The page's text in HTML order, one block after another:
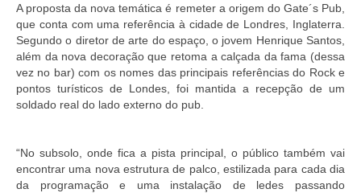
A proposta da nova temática é remeter a origem do Gate´s Pub,
que conta com uma referência à cidade de Londres, Inglaterra.
Segundo o diretor de arte do espaço, o jovem Henrique Santos,
além da nova decoração que retoma a calçada da fama (dessa
vez no bar) com os nomes das principais referências do Rock e
pontos turísticos de Londes, foi mantida a recepção de um
soldado real do lado externo do pub.
“No subsolo, onde fica a pista principal, o público também vai
encontrar uma nova estrutura de palco, estilizada para cada dia
da programação e uma instalação de ledes passando